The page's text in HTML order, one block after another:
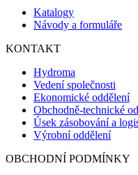
Katalogy
Návody a formuláře
KONTAKT
Hydroma
Vedení společnosti
Ekonomické oddělení
Obchodně-technické
Úsek zásobování a
Výrobní oddělení
OBCHODNÍ PODMÍNKY